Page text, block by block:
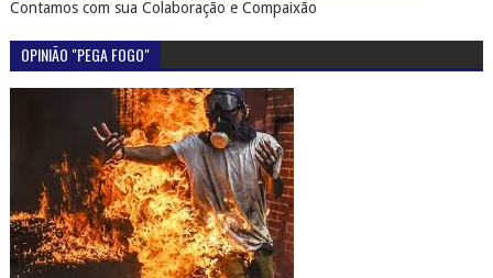
Contamos com sua Colaboração e Compaixão
OPINIÃO "PEGA FOGO"